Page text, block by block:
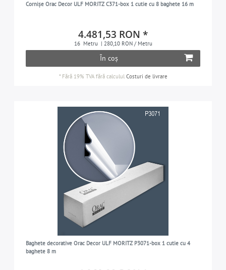
Cornișe Orac Decor ULF MORITZ C371-box 1 cutie cu 8 baghete 16 m
4.481,53 RON *
16 Metru | 280,10 RON / Metru
În coș
* Fără 19% TVAfără calculul Costuri de livrare
Baghete decorative Orac Decor ULF MORITZ P3071-box 1 cutie cu 4
baghete 8 m